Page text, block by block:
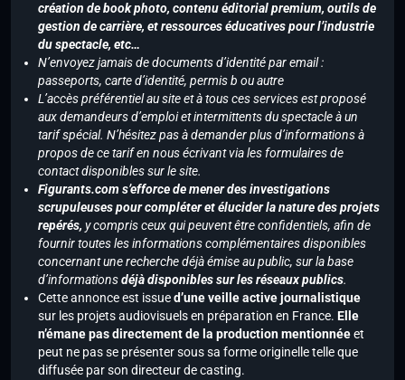
création de book photo, contenu éditorial premium, outils de
gestion de carrière, et ressources éducatives pour l’industrie
du spectacle, etc…
N’envoyez jamais de documents d’identité par email :
passeports, carte d’identité, permis b ou autre
L’accès préférentiel au site et à tous ces services est proposé
aux demandeurs d’emploi et intermittents du spectacle à un
tarif spécial. N’hésitez pas à demander plus d’informations à
propos de ce tarif en nous écrivant via les formulaires de
contact disponibles sur le site.
Figurants.com s’efforce de mener des investigations
scrupuleuses pour compléter et élucider la nature des projets
repérés, y compris ceux qui peuvent être confidentiels, afin de
fournir toutes les informations complémentaires disponibles
concernant une recherche déjà émise au public, sur la base
d’informationsdéjà disponibles sur les réseaux publics.
Cette annonce est issued’une veille active journalistique
sur les projets audiovisuels en préparation en France. Elle
n’émane pas directement de la production mentionnéeet
peut ne pas se présenter sous sa forme originelle telle que
diffusée par son directeur de casting.